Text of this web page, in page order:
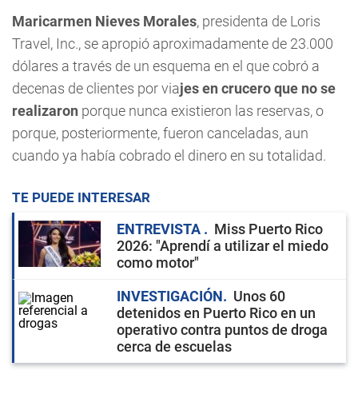
Maricarmen Nieves Morales, presidenta de Loris
Travel, Inc., se apropió aproximadamente de 23.000
dólares a través de un esquema en el que cobró a
decenas de clientes por viajes en crucero que no se
realizaron porque nunca existieron las reservas, o
porque, posteriormente, fueron canceladas, aun
cuando ya había cobrado el dinero en su totalidad.
TE PUEDE INTERESAR
ENTREVISTA
Miss Puerto Rico
2026: "Aprendí a utilizar el miedo
como motor"
INVESTIGACIÓN
Unos 60
detenidos en Puerto Rico en un
operativo contra puntos de droga
cerca de escuelas